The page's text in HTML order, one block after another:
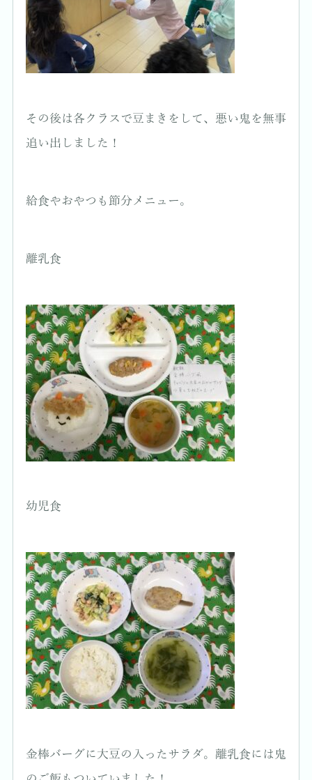
その後は各クラスで豆まきをして、悪い鬼を無事
追い出しました！
給食やおやつも節分メニュー。
離乳食
幼児食
金棒バーグに大豆の入ったサラダ。離乳食には鬼